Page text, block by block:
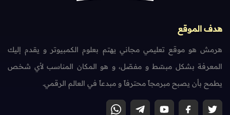
هدف الموقع
هرمش هو موقع تعليمي مجاني يهتم بعلوم الكمبيوتر و يقدم إليك
المعرفة بشكل مبسّط و مفصّل، و هو المكان المناسب لأي شخص
يطمح بأن يصبح مبرمجاً محترفاً و مبدعاً في العالم الرقمي.